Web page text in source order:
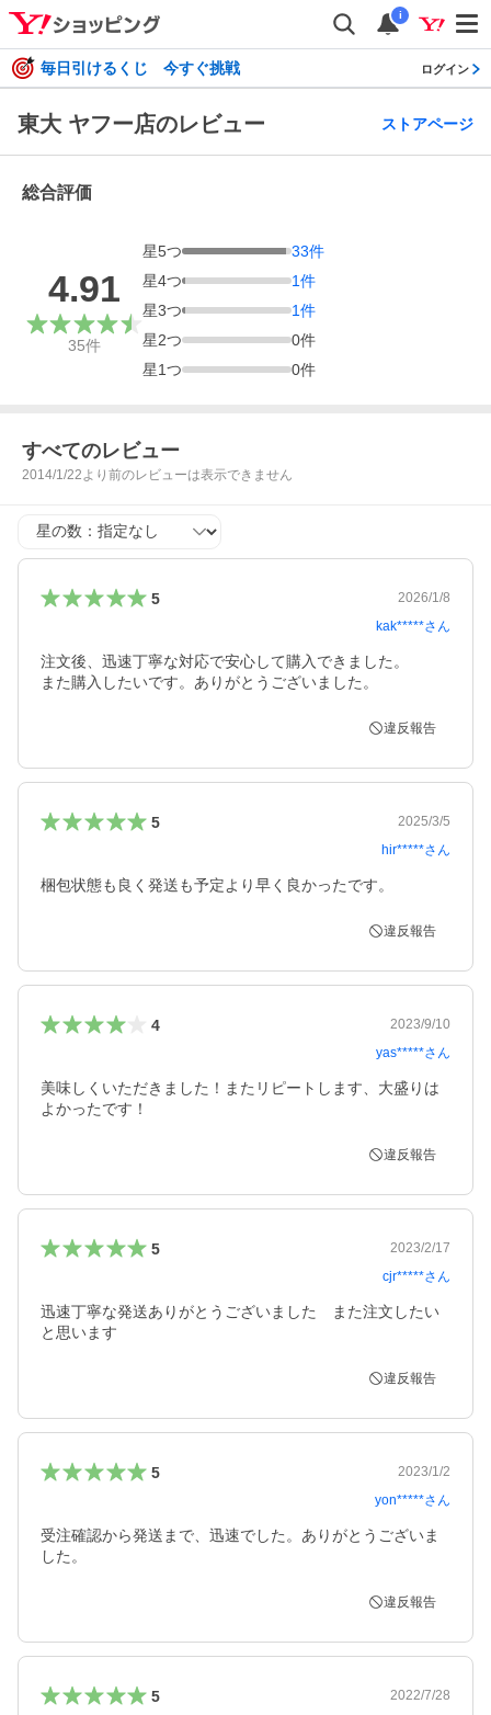
i
毎日引けるくじ 今すぐ挑戦 ログイン
東大 ヤフー店のレビュー ストアページ
総合評価
4.91
35件
星5つ 33件
星4つ 1件
星3つ 1件
星2つ 0件
星1つ 0件
すべてのレビュー
2014/1/22より前のレビューは表示できません
星の数
5
2026/1/8
kak*****さん
注文後、迅速丁寧な対応で安心して購入できました。
また購入したいです。ありがとうございました。
違反報告
5
2025/3/5
hir*****さん
梱包状態も良く発送も予定より早く良かったです。
違反報告
4
2023/9/10
yas*****さん
美味しくいただきました！またリピートします、大盛りは
よかったです！
違反報告
5
2023/2/17
cjr*****さん
迅速丁寧な発送ありがとうございました　また注文したい
と思います
違反報告
5
2023/1/2
yon*****さん
受注確認から発送まで、迅速でした。ありがとうございま
した。
違反報告
5
2022/7/28